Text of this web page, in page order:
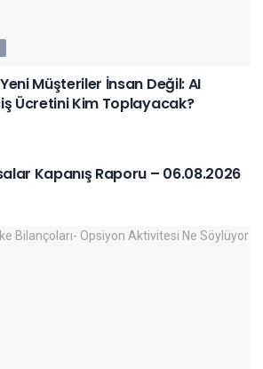
Müşteriler İnsan Değil: AI
Ücretini Kim Toplayacak?
Kapanış Raporu – 06.08.2026